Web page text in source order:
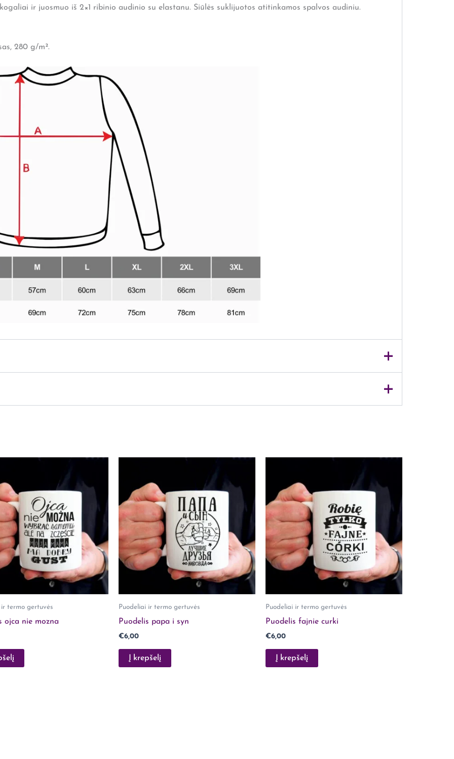
ir juosmuo iš 2×1 ribinio audinio su elastanu. Siūlės suklijuotos atitinkamos spalvos audiniu.
280 g/m².
Be įpakavimo
yra įsigiję šį produktą.
ir termo gertuvės
ojca nie mozna
Puodeliai ir termo gertuvės
Puodelis papa i syn
€6,00
Į krepšelį
Puodeliai ir termo gertuvės
Puodelis fajnie curki
€6,00
Į krepšelį